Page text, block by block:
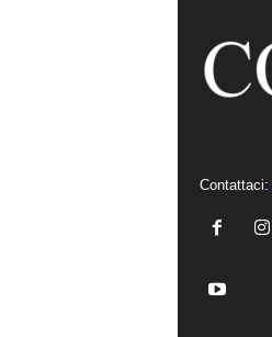
Contattaci: